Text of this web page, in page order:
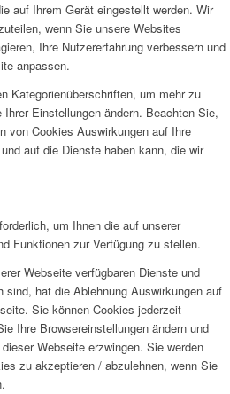
auf Ihrem Gerät eingestellt werden. Wir
wenn Sie unsere Websites
Ihre Nutzererfahrung verbessern und
anpassen.
Kategorienüberschriften, um mehr zu
Einstellungen ändern. Beachten Sie,
von Cookies Auswirkungen auf Ihre
auf die Dienste haben kann, die wir
um Ihnen die auf unserer
Funktionen zur Verfügung zu stellen.
Webseite verfügbaren Dienste und
sind, hat die Ablehnung Auswirkungen auf
Sie können Cookies jederzeit
Ihre Browsereinstellungen ändern und
Webseite erzwingen. Sie werden
zu akzeptieren / abzulehnen, wenn Sie